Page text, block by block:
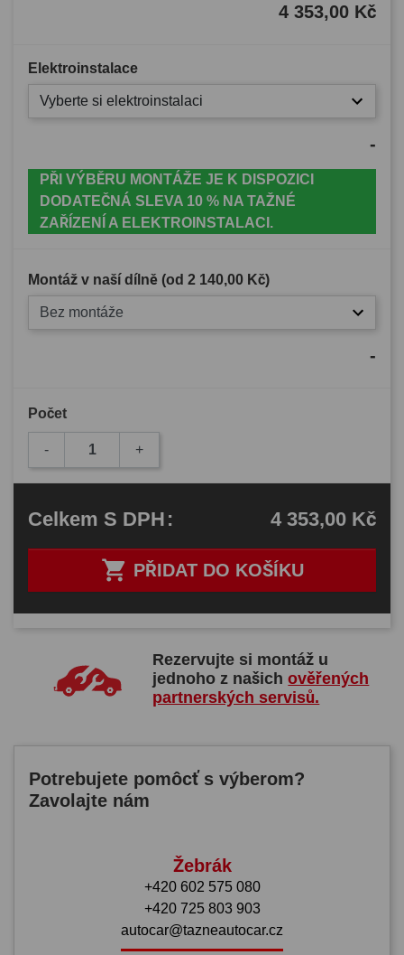
4 353,00 Kč
Elektroinstalace
Vyberte si elektroinstalaci
-
PŘI VÝBĚRU MONTÁŽE JE K DISPOZICI
DODATEČNÁ SLEVA 10 % NA TAŽNÉ
ZAŘÍZENÍ A ELEKTROINSTALACI.
Montáž v naší dílně (od 2 140,00 Kč)
Bez montáže
-
Počet
- +
 PŘIDAT DO KOŠÍKU
Celkem S DPH: 4 353,00 Kč
Rezervujte si montáž u
jednoho z našichověřených
partnerských servisů.
Potrebujete pomôcť s výberom?
Zavolajte nám
Žebrák
+420 602 575 080
+420 725 803 903
autocar@tazneautocar.cz